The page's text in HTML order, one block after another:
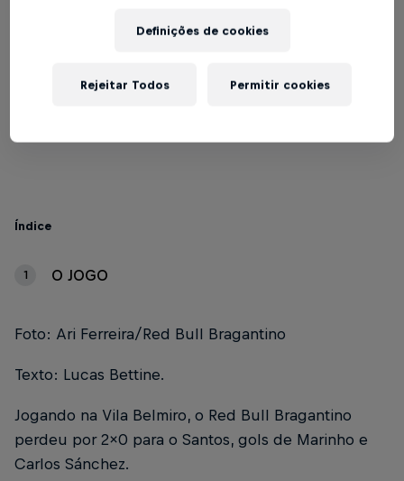
na Vila Belmiro
Índice
1 O JOGO
Foto: Ari Ferreira/Red Bull Bragantino
Texto: Lucas Bettine.
Jogando na Vila Belmiro, o Red Bull Bragantino
perdeu por 2x0 para o Santos, gols de Marinho e
Carlos Sánchez.
Definições de cookies
Rejeitar Todos Permitir cookies